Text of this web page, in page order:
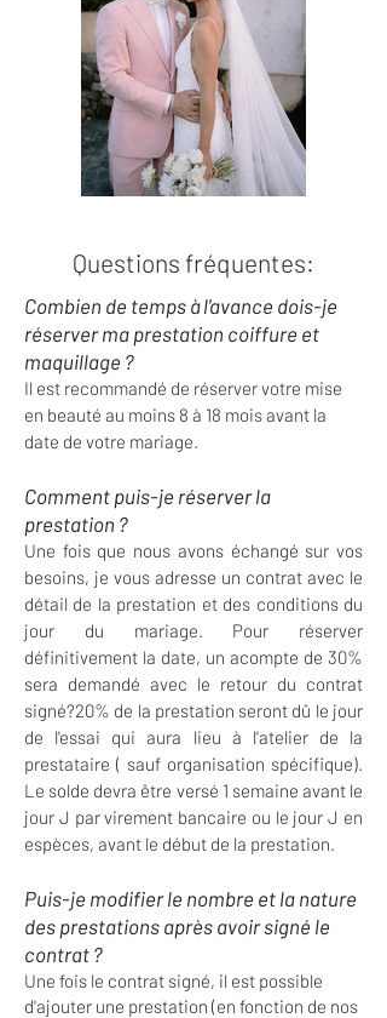
Questions fréquentes:
Combien de temps à l'avance dois-je
réserver ma prestation coiffure et
maquillage ?
Il est recommandé de réserver votre mise
en beauté au moins 8 à 18 mois avant la
date de votre mariage.
Comment puis-je réserver la
prestation ?
Une fois que nous avons échangé sur vos
besoins, je vous adresse un contrat avec le
détail de la prestation et des conditions du
jour du mariage. Pour réserver
définitivement la date, un acompte de 30%
sera demandé avec le retour du contrat
signé?20% de la prestation seront dû le jour
de l'essai qui aura lieu à l'atelier de la
prestataire ( sauf organisation spécifique).
Le solde devra être versé 1 semaine avant le
jour J par virement bancaire ou le jour J en
espèces, avant le début de la prestation.
Puis-je modifier le nombre et la nature
des prestations après avoir signé le
contrat ?
Une fois le contrat signé, il est possible
d'ajouter une prestation (en fonction de nos